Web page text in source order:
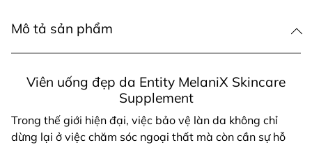
Mô tả sản phẩm
Viên uống đẹp da Entity MelaniX Skincare
Supplement
Trong thế giới hiện đại, việc bảo vệ làn da không chỉ
dừng lại ở việc chăm sóc ngoại thất mà còn cần sự hỗ